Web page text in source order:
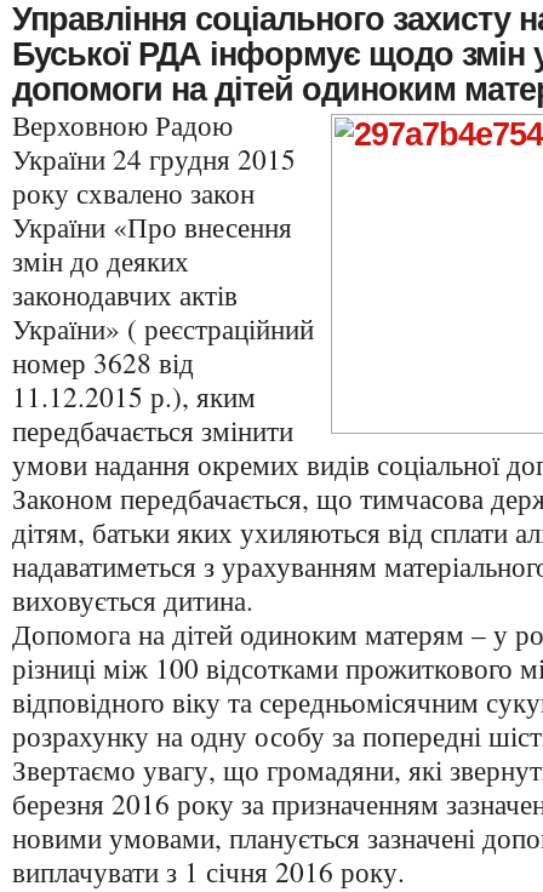
Управління соціального захисту
Буської РДА інформує щодо змін
допомоги на дітей одиноким
Верховною Радою
України 24 грудня 2015
року схвалено закон
України «Про внесення
змін до деяких
законодавчих актів
України» ( реєстраційний
номер 3628 від
11.12.2015 р.), яким
передбачається змінити
умови надання окремих видів соціальної
Законом передбачається, що тимчасова
дітям, батьки яких ухиляються від сплати
надаватиметься з урахуванням
виховується дитина.
Допомога на дітей одиноким матерям – у
різниці між 100 відсотками прожиткового
відповідного віку та середньомісячним
розрахунку на одну особу за попередні
Звертаємо увагу, що громадяни, які
березня 2016 року за призначенням
новими умовами, планується зазначені
виплачувати з 1 січня 2016 року.